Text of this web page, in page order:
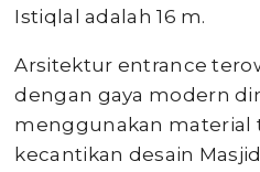
Istiqlal adalah 16 m.
Arsitektur entrance
dengan gaya modern
menggunakan material
kecantikan desain